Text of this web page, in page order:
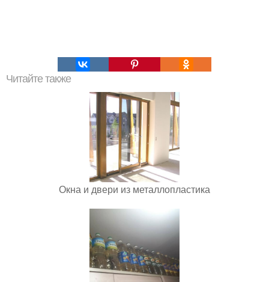
Читайте также
Окна и двери из металлопластика